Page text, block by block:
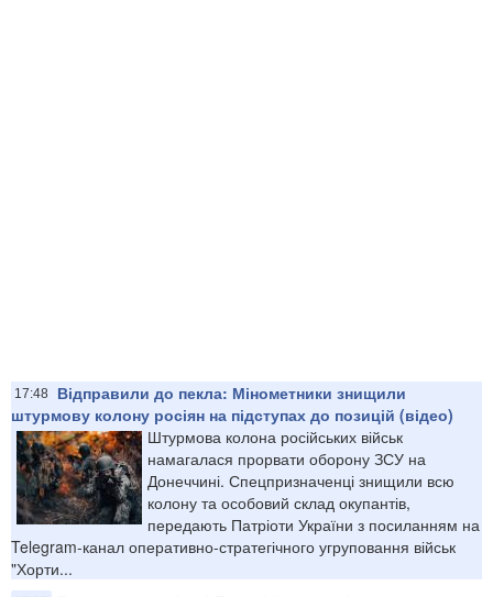
17:48
Відправили до пекла: Мінометники знищили
штурмову колону росіян на підступах до позицій (відео)
Штурмова колона російських військ
намагалася прорвати оборону ЗСУ на
Донеччині. Спецпризначенці знищили всю
колону та особовий склад окупантів,
передають Патріоти України з посиланням на
Telegram-канал оперативно-стратегічного угруповання військ
"Хорти...